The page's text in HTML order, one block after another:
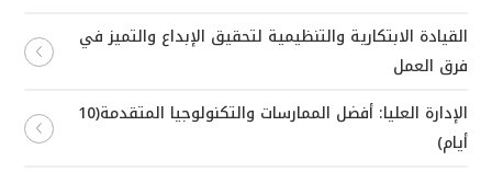
القيادة الابتكارية والتنظيمية لتحقيق الإبداع والتميز في
فرق العمل
الإدارة العليا: أفضل الممارسات والتكنولوجيا المتقدمة(10
أيام)